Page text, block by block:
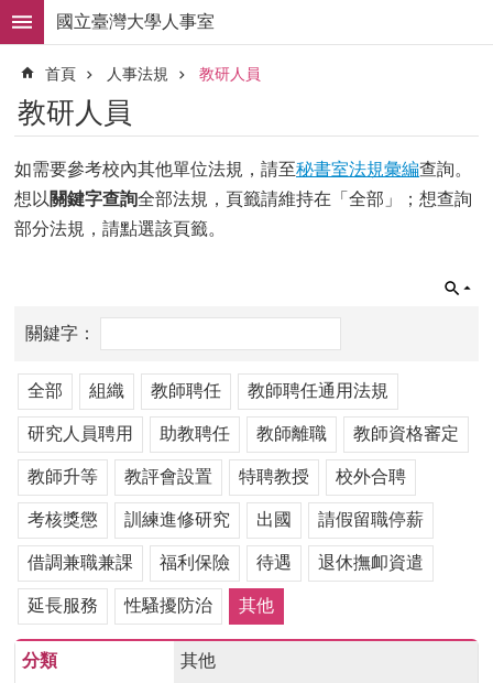
跳到主要內容區塊
進
階
搜
尋
求
職
徵
才
掌
人
事
法
規
常
用
表
單
各
類
專
區
國立臺灣大學人事室
首頁 人事法規 教研人員
教研人員
如需要參考校內其他單位法規，請至秘書室法規彙編查詢。
想以 關鍵字查詢全部法規，頁籤請維持在「全部」；想查詢
部分法規，請點選該頁籤。
全部 組織 教師聘任 教師聘任通用法規
研究人員聘用 助教聘任 教師離職 教師資格審定
教師升等 教評會設置 特聘教授 校外合聘
考核獎懲 訓練進修研究 出國 請假留職停薪
借調兼職兼課 福利保險 待遇 退休撫卹資遣
延長服務 性騷擾防治 其他
其他